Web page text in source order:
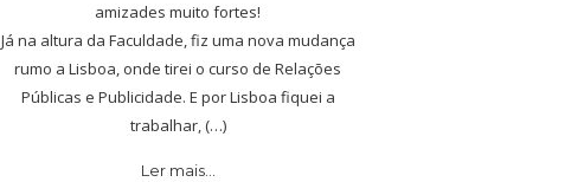
amizades muito fortes!
Já na altura da Faculdade, fiz uma nova mudança
rumo a Lisboa, onde tirei o curso de Relações
Públicas e Publicidade. E por Lisboa fiquei a
trabalhar, (…)
Ler mais…